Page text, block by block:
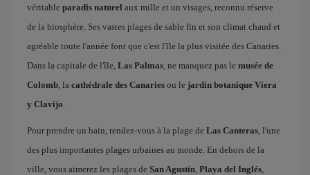
véritable paradis naturel aux mille et un visages, reconnu réserve
de la biosphère. Ses vastes plages de sable fin et son climat chaud et
agréable toute l'année font que c'est l'île la plus visitée des Canaries.
Dans la capitale de l'île, Las Palmas, ne manquez pas le musée de
Colomb, la cathédrale des Canaries ou le jardin botanique Viera
y Clavijo.
Pour prendre un bain, rendez-vous à la plage de Las Canteras, l'une
des plus importantes plages urbaines au monde. En dehors de la
ville, vous aimerez les plages de San Agustín, Playa del Inglés,